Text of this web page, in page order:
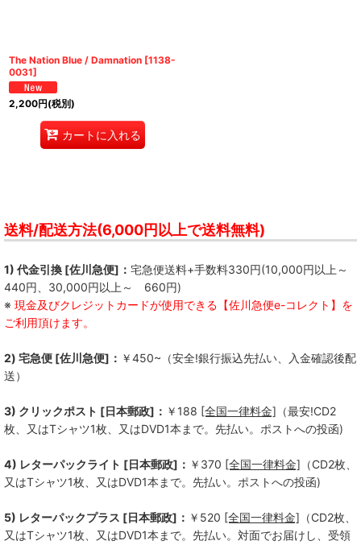
The Nation Blue / Damnation [1138-
0031]
2,200円(税別)
カートに入れる
送料/配送方法(6,000円以上で送料無料)
1) 代金引換 [佐川急便]： 宅急便送料+手数料330円(10,000円以上～
440円、30,000円以上～ 660円)
※ 現金及びクレジットカードが使用できる【佐川急便e-コレクト】を
ご利用頂けます。
2) 宅急便 [佐川急便]： ￥450~（安全!銀行振込先払い、入金確認後配
送）
3) クリックポスト [日本郵政]： ￥188 [全国一律料金] （最安!CD2
枚、又はTシャツ1枚、又はDVD1本まで。先払い。ポストへの投函)
4) レターパックライト [日本郵政]： ￥370 [全国一律料金] （CD2枚、
又はTシャツ1枚、又はDVD1本まで。先払い。ポストへの投函)
5) レターパックプラス [日本郵政]： ￥520 [全国一律料金] （CD2枚、
又はTシャツ1枚、又はDVD1本まで。先払い。対面でお届けし、受領